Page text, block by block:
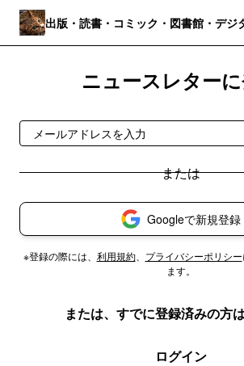
出版・読書・コミック・図書館・デジ
ニュースレター
Googleで新規登録
※登録の際には、 利用規約、 プライバシーポリシー
ます。
または、すでに登録済みの方
ログイン